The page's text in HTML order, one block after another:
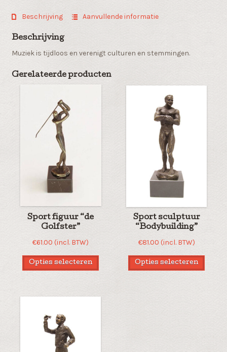
saxofoon
Beschrijving Aanvullende informatie
Beschrijving
Muziek is tijdloos en verenigt culturen en stemmingen.
Gerelateerde producten
Sport figuur “de
Golfster”
€61.00 (incl. BTW)
Opties selecteren
Sport sculptuur
“Bodybuilding”
€81.00 (incl. BTW)
Opties selecteren